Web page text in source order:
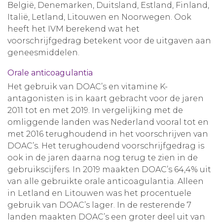
België, Denemarken, Duitsland, Estland, Finland,
Italië, Letland, Litouwen en Noorwegen. Ook
heeft het IVM berekend wat het
voorschrijfgedrag betekent voor de uitgaven aan
geneesmiddelen.
Orale anticoagulantia
Het gebruik van DOAC’s en vitamine K-
antagonisten is in kaart gebracht voor de jaren
2011 tot en met 2019. In vergelijking met de
omliggende landen was Nederland vooral tot en
met 2016 terughoudend in het voorschrijven van
DOAC’s. Het terughoudend voorschrijfgedrag is
ook in de jaren daarna nog terug te zien in de
gebruikscijfers. In 2019 maakten DOAC’s 64,4% uit
van alle gebruikte orale anticoagulantia. Alleen
in Letland en Litouwen was het procentuele
gebruik van DOAC’s lager. In de resterende 7
landen maakten DOAC’s een groter deel uit van